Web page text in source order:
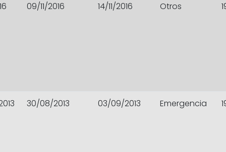
09/11/2016 14/11/2016 Otros
30/08/2013 03/09/2013 Emergencia